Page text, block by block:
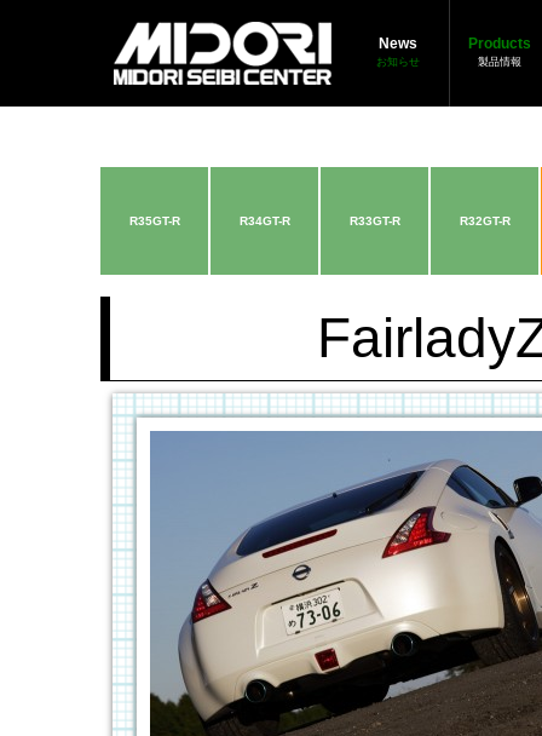
News
お知らせ
Products
製品情報
R35GT-R R34GT-R R33GT-R R32GT-R